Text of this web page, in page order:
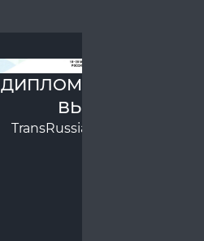
ДИПЛОМ ЗА УЧАСТИЕ
ВЫСТАВКЕ
TransRussia / SkladTech 2025